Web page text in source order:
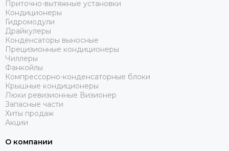
Приточно-вытяжные установки
Кондиционеры
Гидромодули
Драйкулеры
Конденсаторы выносные
Прецизионные кондиционеры
Чиллеры
Фанкойлы
Компрессорно-конденсаторные блоки
Крышные кондиционеры
Люки ревизионные Визионер
Запасные части
Хиты продаж
Акции
О компании